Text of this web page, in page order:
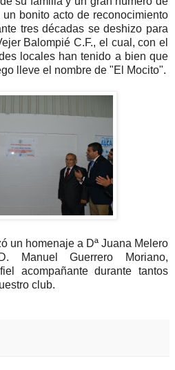
bonito acto de reconocimiento
tres décadas se deshizo para
Balompié C.F., el cual, con el
locales han tenido a bien que
lleve el nombre de "El Mocito".
un homenaje a Dª Juana Melero
Manuel Guerrero Moriano,
acompañante durante tantos
club.